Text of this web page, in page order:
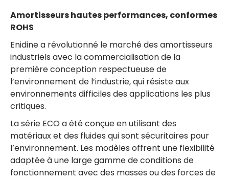
Amortisseurs hautes performances, conformes
ROHS
Enidine a révolutionné le marché des amortisseurs
industriels avec la commercialisation de la
première conception respectueuse de
l’environnement de l’industrie, qui résiste aux
environnements difficiles des applications les plus
critiques.
La série ECO a été conçue en utilisant des
matériaux et des fluides qui sont sécuritaires pour
l’environnement. Les modèles offrent une flexibilité
adaptée à une large gamme de conditions de
fonctionnement avec des masses ou des forces de